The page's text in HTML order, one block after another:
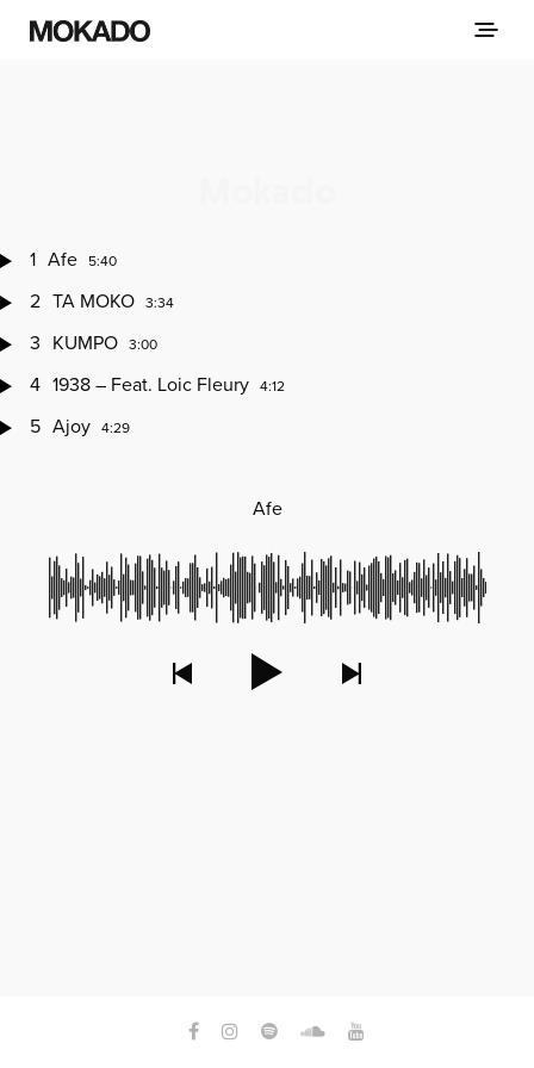
1 Afe 5:40
2 TA MOKO 3:34
3 KUMPO 3:00
4 1938 – Feat. Loic Fleury 4:12
5 Ajoy 4:29
Afe